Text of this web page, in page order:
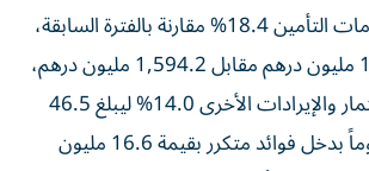
ونمت إيرادات خدمات التأمين 18.4% مقارنة بالفترة السابقة،
لتصل إلى 1,887.1 مليون درهم مقابل 1,594.2 مليون درهم،
وارتفاع دخل الاستثمار والإيرادات الأخرى 14.0% ليبلغ 46.5
مليون درهم، مدعوماً بدخل فوائد متكرر بقيمة 16.6 مليون